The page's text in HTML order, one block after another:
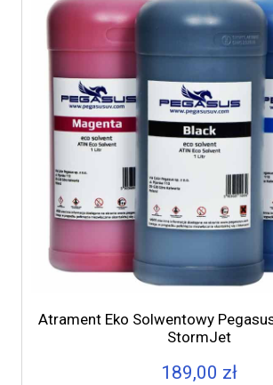
Atrament Eko Solwentowy
StormJet
189,00 zł